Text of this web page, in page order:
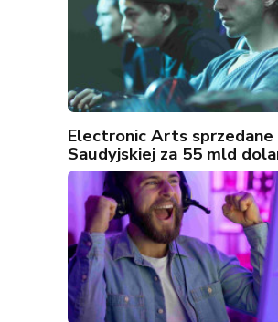
Electronic Arts sprzedane
Saudyjskiej za 55 mld